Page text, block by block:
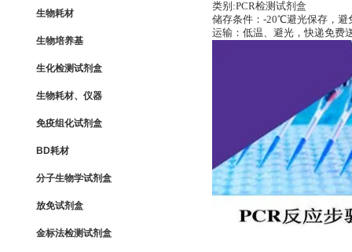
生物耗材
生物培养基
生化检测试剂盒
生物耗材、仪器
免疫组化试剂盒
BD耗材
分子生物学试剂盒
放免试剂盒
金标法检测试剂盒
类别:PCR检测试剂盒
储存条件：-20℃避光保存，避
运输：低温、避光，快递免费